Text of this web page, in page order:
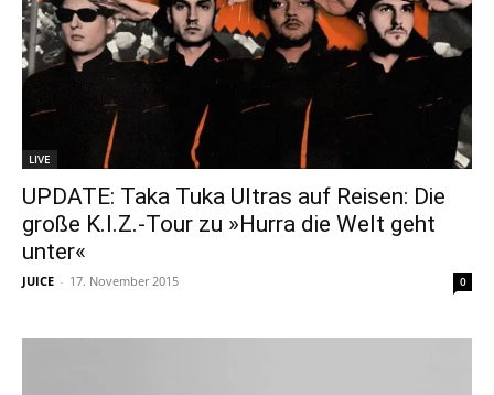
LIVE
UPDATE: Taka Tuka Ultras auf Reisen: Die
große K.I.Z.-Tour zu »Hurra die Welt geht
unter«
JUICE - 17. November 2015 0